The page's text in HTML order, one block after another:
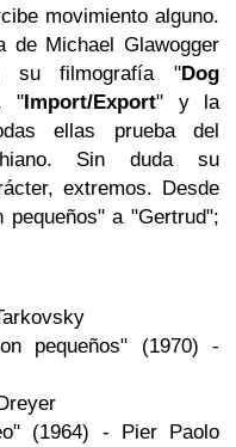
movimiento alguno.
de Michael Glawogger
su filmografía "Dog
"Import/Export" y la
ellas prueba del
Sin duda su
extremos. Desde
pequeños" a "Gertrud";
pequeños" (1970) -
(1964) - Pier Paolo